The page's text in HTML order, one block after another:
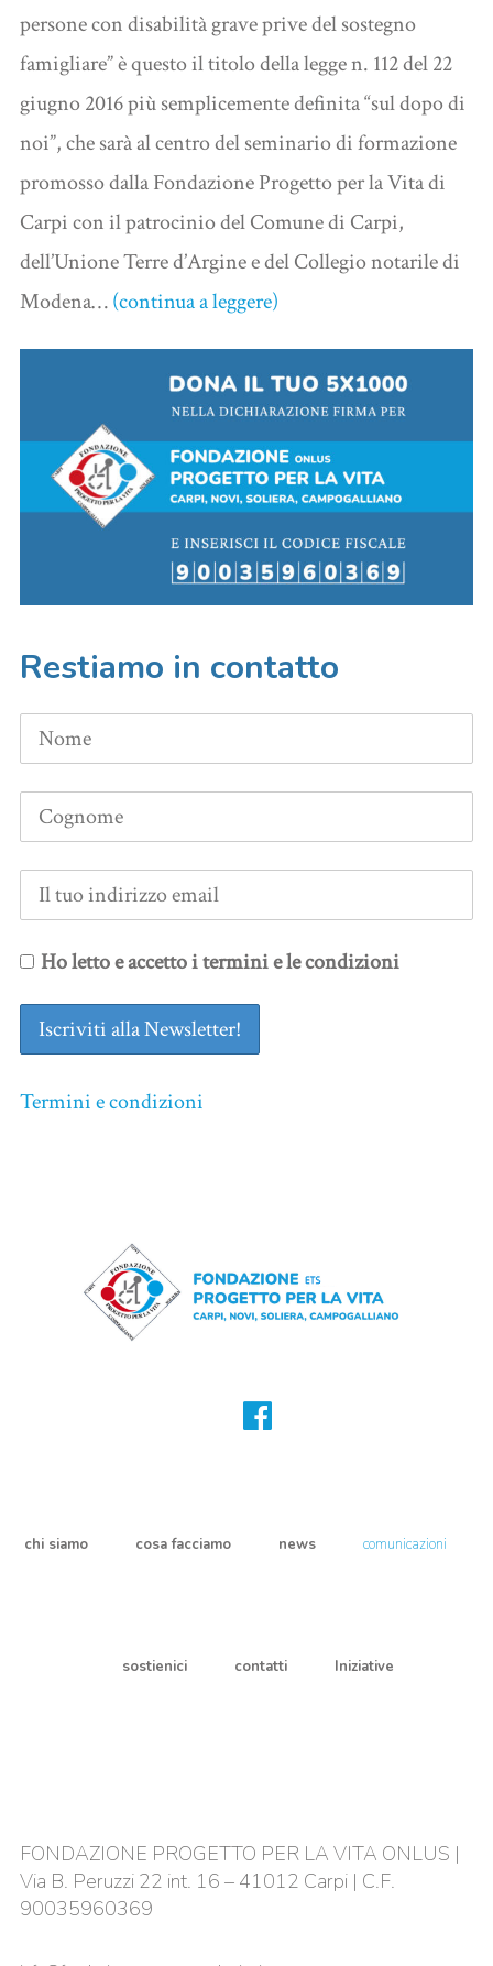
persone con disabilità grave prive del sostegno
famigliare” è questo il titolo della legge n. 112 del 22
giugno 2016 più semplicemente definita “sul dopo di
noi”, che sarà al centro del seminario di formazione
promosso dalla Fondazione Progetto per la Vita di
Carpi con il patrocinio del Comune di Carpi,
dell’Unione Terre d’Argine e del Collegio notarile di
Modena…(continua a leggere)
Restiamo in contatto
Ho letto e accetto i termini e le condizioni
Termini e condizioni
chi siamo cosa facciamo news comunicazioni
sostienici contatti Iniziative
FONDAZIONE PROGETTO PER LA VITA ONLUS |
Via B. Peruzzi 22 int. 16 – 41012 Carpi | C.F.
90035960369